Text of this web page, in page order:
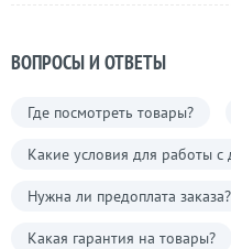
ВОПРОСЫ И ОТВЕТЫ
Где посмотреть товары?
Какие условия для работы с
Нужна ли предоплата заказа?
Какая гарантия на товары?